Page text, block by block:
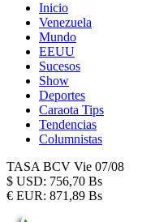
Inicio
Venezuela
Mundo
EEUU
Sucesos
Show
Deportes
Caraota Tips
Tendencias
Columnistas
TASA BCV Vie 07/08
$ USD: 756,70 Bs
€ EUR: 871,89 Bs